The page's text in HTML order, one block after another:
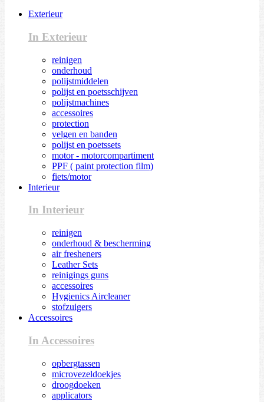
Exterieur
In Exterieur
reinigen
onderhoud
polijstmiddelen
polijst en poetsschijven
polijstmachines
accessoires
protection
velgen en banden
polijst en poetssets
motor - motorcompartiment
PPF ( paint protection film)
fiets/motor
Interieur
In Interieur
reinigen
onderhoud & bescherming
air fresheners
Leather Sets
reinigings guns
accessoires
Hygienics Aircleaner
stofzuigers
Accessoires
In Accessoires
opbergtassen
microvezeldoekjes
droogdoeken
applicators